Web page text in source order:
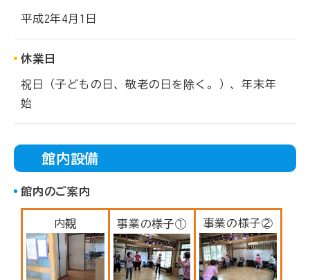
平成2年4月1日
休業日
祝日（子どもの日、敬老の日を除く。）、年末年
始
館内設備
館内のご案内
内観 事業の様子① 事業の様子②